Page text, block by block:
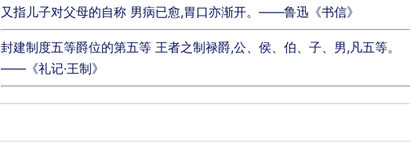
又指儿子对父母的自称 男病已愈,胃口亦渐开。——鲁迅《书信》
封建制度五等爵位的第五等 王者之制禄爵,公、侯、伯、子、男,凡五等。
——《礼记·王制》